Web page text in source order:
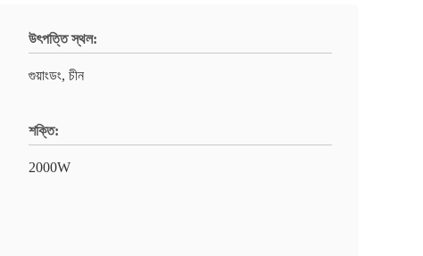
উৎপত্তি স্থল:
গুয়াংডং, চীন
শক্তি:
2000W